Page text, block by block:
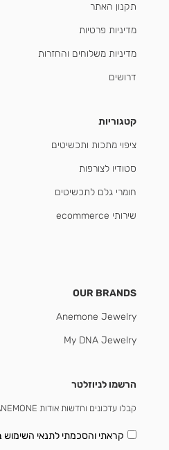
תקנון האתר
מדיניות פרטיות
מדיניות משלוחים והחזרות
דרושים
קטגוריות
ציפוי מתכות ותכשיטים
סטודיו לצורפות
חומרי גלם לתכשיטים
שירותי ecommerce
OUR BRANDS
Anemone Jewelry
My DNA Jewelry
הרשמו לניוזלטר
קבלו עדכונים וחדשות אודות ANEMONE
קראתי והסכמתילתנאי